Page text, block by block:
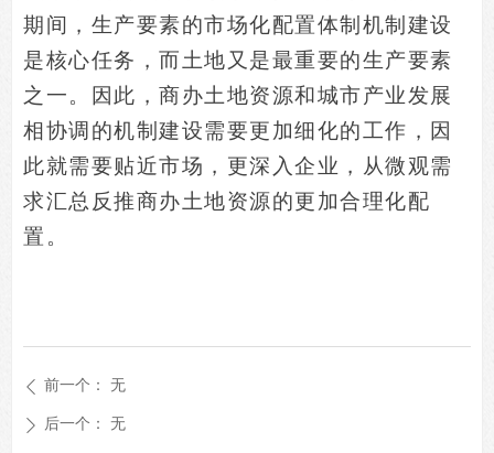
期间，生产要素的市场化配置体制机制建设
是核心任务，而土地又是最重要的生产要素
之一。因此，商办土地资源和城市产业发展
相协调的机制建设需要更加细化的工作，因
此就需要贴近市场，更深入企业，从微观需
求汇总反推商办土地资源的更加合理化配
置。
ꄴ 前一个： 无
ꄲ 后一个： 无